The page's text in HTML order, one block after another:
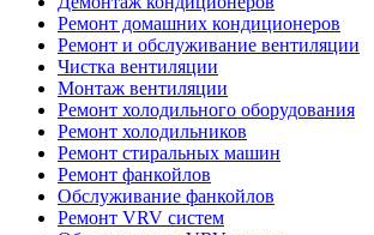
Ремонт домашних кондиционеров
Ремонт и обслуживание вентиляции
Чистка вентиляции
Монтаж вентиляции
Ремонт холодильного оборудования
Ремонт холодильников
Ремонт стиральных машин
Ремонт фанкойлов
Обслуживание фанкойлов
Ремонт VRV систем